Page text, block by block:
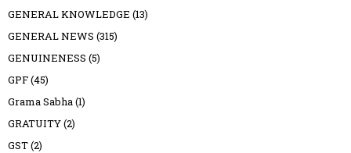
GENERAL KNOWLEDGE (13)
GENERAL NEWS (315)
GENUINENESS (5)
GPF(45)
Grama Sabha(1)
GRATUITY(2)
GST(2)